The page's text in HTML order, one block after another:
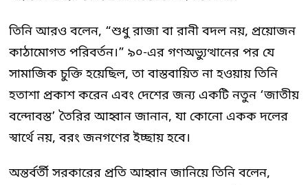
তিনি আরও বলেন, “শুধু রাজা বা রানী বদল নয়, প্রয়োজন
কাঠামোগত পরিবর্তন।” ৯০-এর গণঅভ্যুত্থানের পর যে
সামাজিক চুক্তি হয়েছিল, তা বাস্তবায়িত না হওয়ায় তিনি
হতাশা প্রকাশ করেন এবং দেশের জন্য একটি নতুন ‘জাতীয়
বন্দোবস্ত’ তৈরির আহ্বান জানান, যা কোনো একক দলের
স্বার্থে নয়, বরং জনগণের ইচ্ছায় হবে।
অন্তর্বর্তী সরকারের প্রতি আহ্বান জানিয়ে তিনি বলেন,